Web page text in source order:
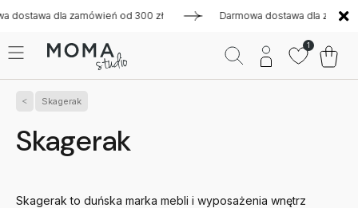
zamówień od 300 zł Darmowa dostawa dla zamówień od 300
1
Skagerak
Skagerak
Skagerak to duńska marka mebli i wyposażenia wnętrz